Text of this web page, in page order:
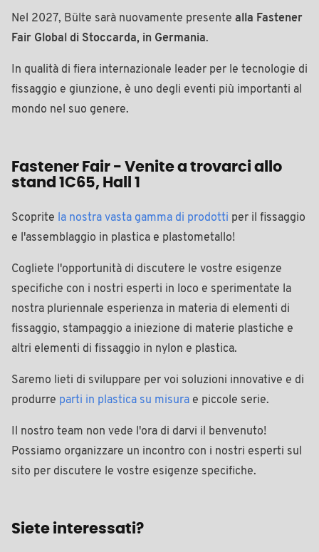
Nel 2027, Bülte sarà nuovamente presente alla Fastener
Fair Global di Stoccarda, in Germania.
In qualità di fiera internazionale leader per le tecnologie di
fissaggio e giunzione, è uno degli eventi più importanti al
mondo nel suo genere.
Fastener Fair - Venite a trovarci allo
stand 1C65, Hall 1
Scoprite la nostra vasta gamma di prodotti per il fissaggio
e l'assemblaggio in plastica e plastometallo!
Cogliete l'opportunità di discutere le vostre esigenze
specifiche con i nostri esperti in loco e sperimentate la
nostra pluriennale esperienza in materia di elementi di
fissaggio, stampaggio a iniezione di materie plastiche e
altri elementi di fissaggio in nylon e plastica.
Saremo lieti di sviluppare per voi soluzioni innovative e di
produrre parti in plastica su misura e piccole serie.
Il nostro team non vede l'ora di darvi il benvenuto!
Possiamo organizzare un incontro con i nostri esperti sul
sito per discutere le vostre esigenze specifiche.
Siete interessati?